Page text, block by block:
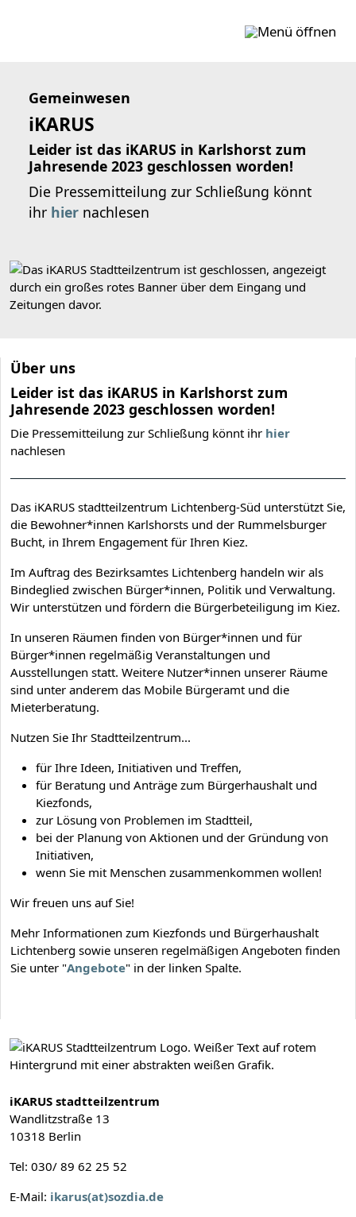
Gemeinwesen
iKARUS
Leider ist das iKARUS in Karlshorst zum
Jahresende 2023 geschlossen worden!
Die Pressemitteilung zur Schließung könnt
ihr hier nachlesen
Über uns
Leider ist das iKARUS in Karlshorst zum
Jahresende 2023 geschlossen worden!
Die Pressemitteilung zur Schließung könnt ihr hier
nachlesen
Das iKARUS stadtteilzentrum Lichtenberg-Süd unterstützt Sie,
die Bewohner*innen Karlshorsts und der Rummelsburger
Bucht, in Ihrem Engagement für Ihren Kiez.
Im Auftrag des Bezirksamtes Lichtenberg handeln wir als
Bindeglied zwischen Bürger*innen, Politik und Verwaltung.
Wir unterstützen und fördern die Bürgerbeteiligung im Kiez.
In unseren Räumen finden von Bürger*innen und für
Bürger*innen regelmäßig Veranstaltungen und
Ausstellungen statt. Weitere Nutzer*innen unserer Räume
sind unter anderem das Mobile Bürgeramt und die
Mieterberatung.
Nutzen Sie Ihr Stadtteilzentrum...
für Ihre Ideen, Initiativen und Treffen,
für Beratung und Anträge zum Bürgerhaushalt und
Kiezfonds,
zur Lösung von Problemen im Stadtteil,
bei der Planung von Aktionen und der Gründung von
Initiativen,
wenn Sie mit Menschen zusammenkommen wollen!
Wir freuen uns auf Sie!
Mehr Informationen zum Kiezfonds und Bürgerhaushalt
Lichtenberg sowie unseren regelmäßigen Angeboten finden
Sie unter "Angebote" in der linken Spalte.
iKARUS stadtteilzentrum
Wandlitzstraße 13
10318 Berlin
Tel: 030/ 89 62 25 52
E-Mail: ikarus(at)sozdia.de